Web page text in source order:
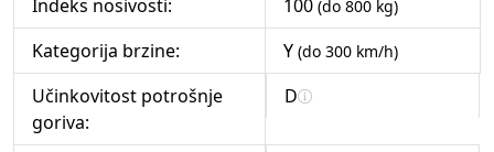
Indeks nosivosti:
100 (do 800 kg)
Kategorija brzine: Y (do 300 km/h)
Učinkovitost potrošnje
goriva:
D